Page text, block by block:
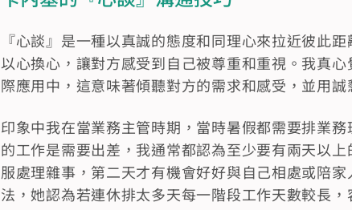
『心談』是一種以真誠的態度和同理心來拉近彼此
以心換心，讓對方感受到自己被尊重和重視。我真
際應用中，這意味著傾聽對方的需求和感受，並用誠
印象中我在當業務主管時期，當時暑假都需要排業
的工作是需要出差，我通常都認為至少要有兩天以
服處理雜事，第二天才有機會好好與自己相處或陪
法，她認為若連休排太多天每一階段工作天數較長